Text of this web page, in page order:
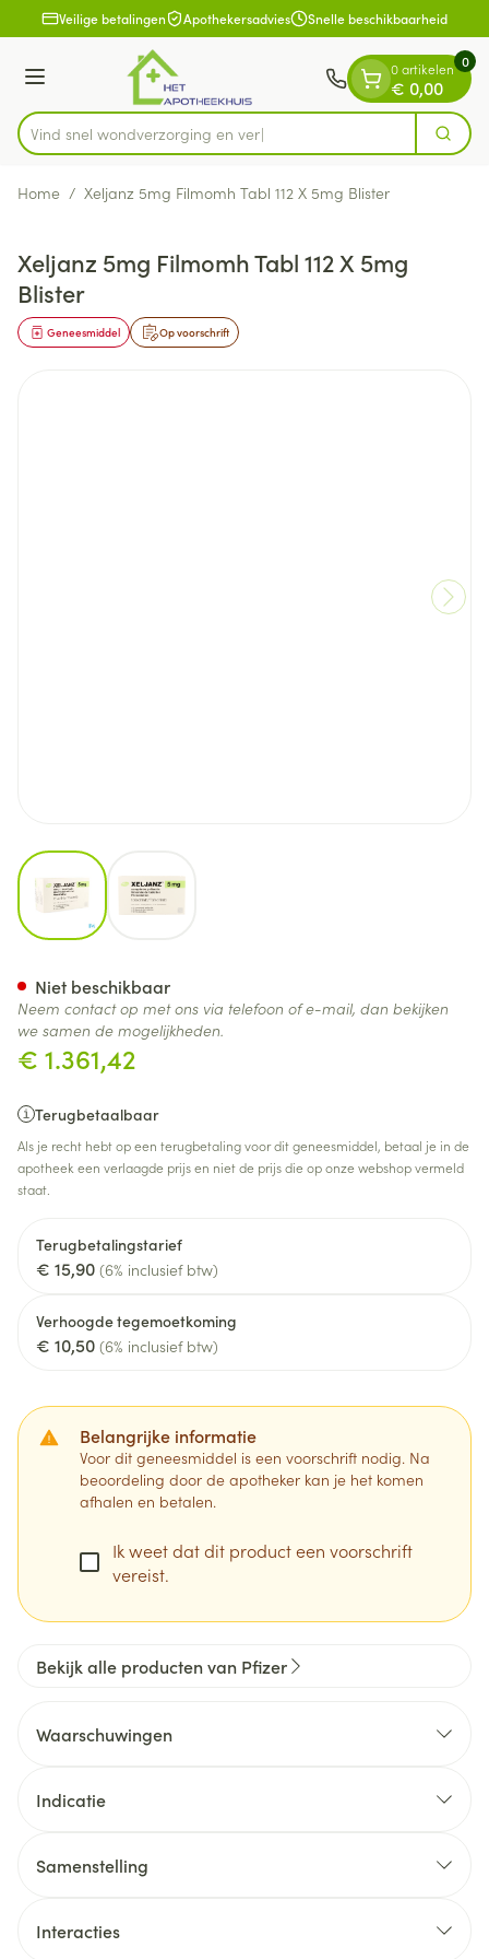
Ga naar de inhoud
1 van 1Veilige betalingen Apothekersadvies Snelle beschikbaarheid
Menu
Product, merk, categorie...
Vind snel wondverzorging Zoek
0 artikelen
€ 0,00
0
Home / Xeljanz 5mg Filmomh Tabl 112 X 5mg Blister
Xeljanz 5mg Filmomh Tabl 112 X 5mg
Blister
Op voorschrift
Geneesmiddel
View larger image
€ 1.361,42
Terugbetaalbaar
Als je recht hebt op een terugbetaling voor dit geneesmiddel, betaal je in de
apotheek een verlaagde prijs en niet de prijs die op onze webshop vermeld
staat.
Terugbetalingstarief
€ 15,90 (6% inclusief btw)
Verhoogde tegemoetkoming
€ 10,50 (6% inclusief btw)
Belangrijke informatie
Voor dit geneesmiddel is een voorschrift nodig. Na
beoordeling door de apotheker kan je het komen
afhalen en betalen.
Ik weet dat dit product een voorschrift
vereist.
Niet beschikbaar
Neem contact op met ons via telefoon of e-mail, dan bekijken
we samen de mogelijkheden.
Bekijk alle producten van Pfizer
Waarschuwingen
Indicatie
reumatoïde artritis
colitis ulcerosa
Samenstelling
Elke 5 mg filmomhulde tablet bevat 5 mg tofacitinib
Interacties